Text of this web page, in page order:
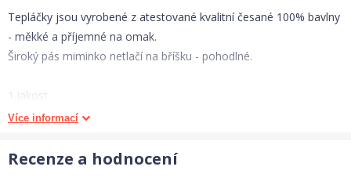
Tepláčky jsou vyrobené z atestované kvalitní česané 100% bavlny
- měkké a příjemné na omak.
Široký pás miminko netlačí na bříšku - pohodlné.
1.Jakost.
Vel.56 délka - 35 cm.
Více informací
Recenze a hodnocení